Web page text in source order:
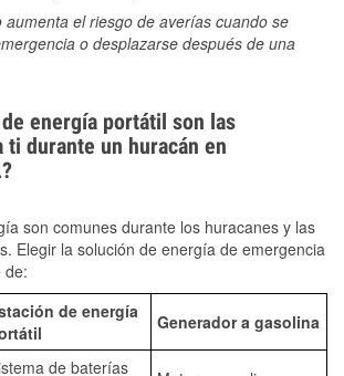
el riesgo de averías cuando se
o desplazarse después de una
energía portátil son las
ti durante un huracán en
son comunes durante los huracanes y las
Elegir la solución de energía de emergencia
de:
de energía
Generador a gasolina
de baterías